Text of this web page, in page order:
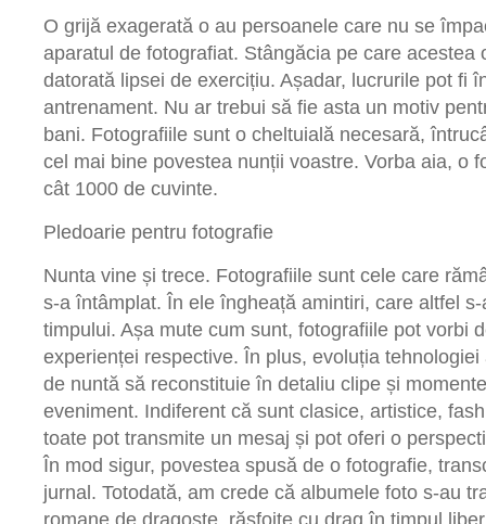
O grijă exagerată o au persoanele care nu se
aparatul de fotografiat. Stângăcia pe care acestea
datorată lipsei de exercițiu. Așadar, lucrurile pot fi
antrenament. Nu ar trebui să fie asta un motiv
bani. Fotografiile sunt o cheltuială necesară,
cel mai bine povestea nunții voastre. Vorba aia, o
cât 1000 de cuvinte.
Pledoarie pentru fotografie
Nunta vine și trece. Fotografiile sunt cele care
s-a întâmplat. În ele îngheață amintiri, care altfel
timpului. Așa mute cum sunt, fotografiile pot vorbi
experienței respective. În plus, evoluția
de nuntă să reconstituie în detaliu clipe și
eveniment. Indiferent că sunt clasice, artistice,
toate pot transmite un mesaj și pot oferi o
În mod sigur, povestea spusă de o fotografie,
jurnal. Totodată, am crede că albumele foto s-au
romane de dragoste, răsfoite cu drag în timpul